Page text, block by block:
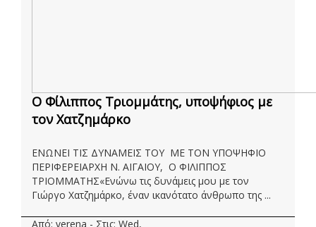
O Φίλιππος Τριομμάτης, υποψήφιος με
τον Χατζημάρκο
ΕΝΩΝΕΙ ΤΙΣ ΔΥΝΑΜΕΙΣ ΤΟΥ ΜΕ ΤΟΝ ΥΠΟΨΗΦΙΟ
ΠΕΡΙΦΕΡΕΙΑΡΧΗ Ν. ΑΙΓΑΙΟΥ, Ο ΦΙΛΙΠΠΟΣ
ΤΡΙΟΜΜΑΤΗΣ«Ενώνω τις δυνάμεις μου με τον
Γιώργο Χατζημάρκο, έναν ικανότατο άνθρωπο της ...
Από: verena - Στις: Wed,